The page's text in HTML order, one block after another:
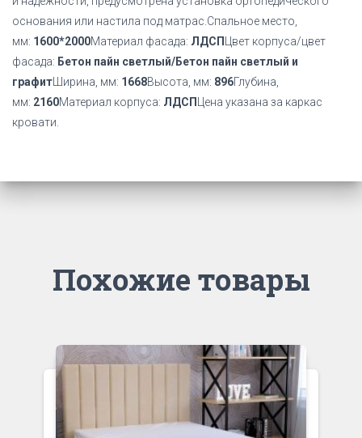
основания или настила под матрас.Спальное место,
мм: 1600*2000Материал фасада: ЛДСП
Цвет корпуса/цвет
фасада: Бетон пайн светлый/Бетон пайн светлый и
графит Ширина, мм: 1668Высота, мм: 896Глубина,
мм: 2160Материал корпуса: ЛДСП
Цена указана за каркас
кровати.
Похожие товары